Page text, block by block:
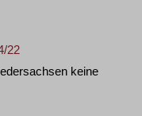
22
keine